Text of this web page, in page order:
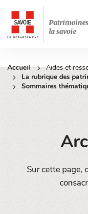
la savoie
Accueil Aides et
La rubrique des
Sommaires
Sur cette page,